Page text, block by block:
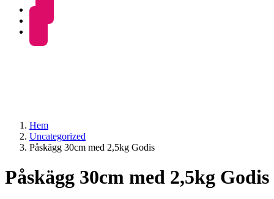
Hem
Uncategorized
Påskägg 30cm med 2,5kg Godis
Påskägg 30cm med 2,5kg Godis